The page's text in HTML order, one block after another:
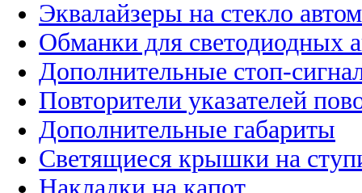
Эквалайзеры на стекло
Обманки для светодиодных
Дополнительные стоп-
Повторители указателей
Дополнительные габариты
Светящиеся крышки на